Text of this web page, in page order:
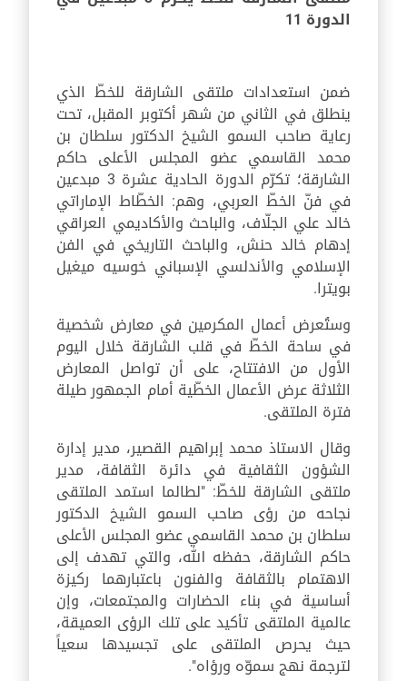
الدورة 11
ضمن استعدادات ملتقى الشارقة للخطّ الذي
ينطلق في الثاني من شهر أكتوبر المقبل، تحت
رعاية صاحب السمو الشيخ الدكتور سلطان بن
محمد القاسمي عضو المجلس الأعلى حاكم
الشارقة؛ تكرّم الدورة الحادية عشرة 3 مبدعين
في فنّ الخطّ العربي، وهم: الخطّاط الإماراتي
خالد علي الجلّاف، والباحث والأكاديمي العراقي
إدهام خالد حنش، والباحث التاريخي في الفن
الإسلامي والأندلسي الإسباني خوسيه ميغيل
بويترا.
وستُعرض أعمال المكرمين في معارض شخصية
في ساحة الخطّ في قلب الشارقة خلال اليوم
الأول من الافتتاح، على أن تواصل المعارض
الثلاثة عرض الأعمال الخطّية أمام الجمهور طيلة
فترة الملتقى.
وقال الاستاذ محمد إبراهيم القصير، مدير إدارة
الشؤون الثقافية في دائرة الثقافة، مدير
ملتقى الشارقة للخطّ: "لطالما استمد الملتقى
نجاحه من رؤى صاحب السمو الشيخ الدكتور
سلطان بن محمد القاسمي عضو المجلس الأعلى
حاكم الشارقة، حفظه الله، والتي تهدف إلى
الاهتمام بالثقافة والفنون باعتبارهما ركيزة
أساسية في بناء الحضارات والمجتمعات، وإن
عالمية الملتقى تأكيد على تلك الرؤى العميقة،
حيث يحرص الملتقى على تجسيدها سعياً
لترجمة نهج سموّه ورؤاه".